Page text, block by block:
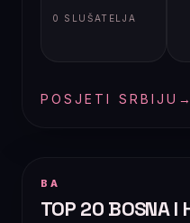
0 SLUŠATELJA
POSJETI SRBIJU →
BA
TOP 20 BOSNA I